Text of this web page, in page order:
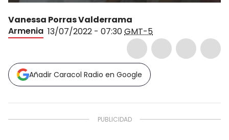
Vanessa Porras Valderrama
Armenia 13/07/2022 - 07:30GMT-5
Añadir Caracol Radio en Google